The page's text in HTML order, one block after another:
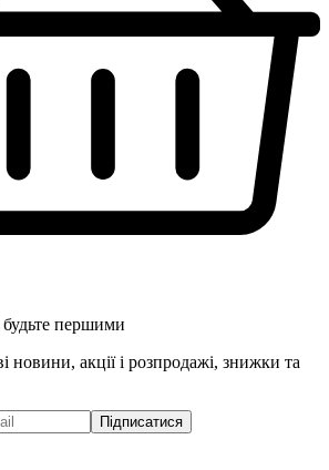
будьте першими
новини, акції і розпродажі, знижки та
Підписатися